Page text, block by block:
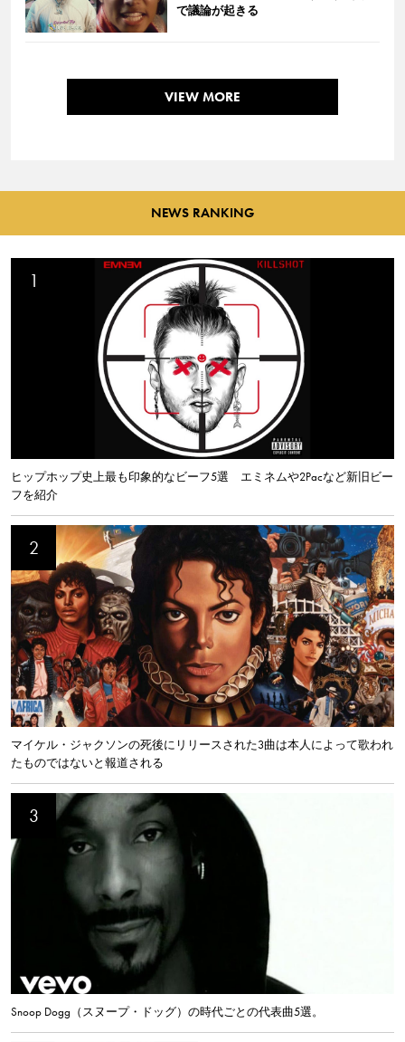
で議論が起きる
VIEW MORE
NEWS RANKING
ヒップホップ史上最も印象的なビーフ5選 エミネムや2Pacなど新旧ビー
フを紹介
マイケル・ジャクソンの死後にリリースされた3曲は本人によって歌われ
たものではないと報道される
Snoop Dogg（スヌープ・ドッグ）の時代ごとの代表曲5選。